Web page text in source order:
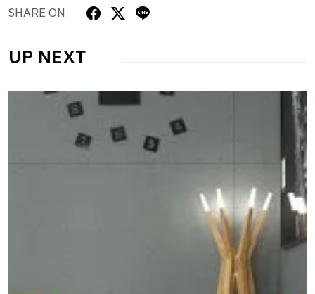
SHARE ON
UP NEXT